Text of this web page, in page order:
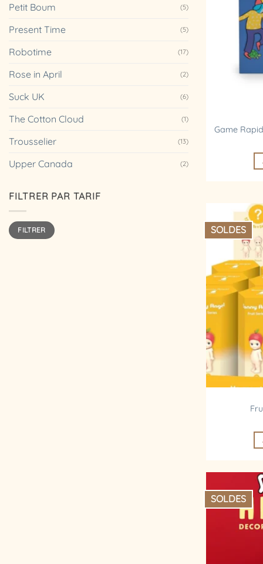
Petit Boum (5)
Present Time (5)
Robotime (17)
Rose in April (2)
Suck UK (6)
The Cotton Cloud (1)
Trousselier (13)
Upper Canada (2)
FILTRER PAR TARIF
Prix
min
Prix
maxFILTRER
Game
SOLDES
SOLDES